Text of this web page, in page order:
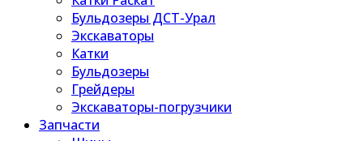
Бульдозеры ДСТ-Урал
Экскаваторы
Катки
Бульдозеры
Грейдеры
Экскаваторы-погрузчики
Запчасти